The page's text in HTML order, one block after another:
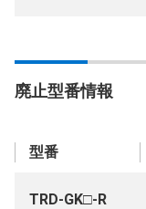
廃止型番情報
型番
TRD-GK□-R